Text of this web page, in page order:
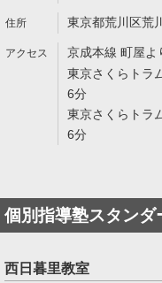
東京都荒川区荒
京成本線 町屋よ
東京さくらトラ
6分
東京さくらトラ
6分
個別指導塾スタンダ
西日暮里教室